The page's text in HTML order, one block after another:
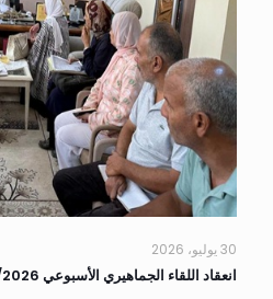
30 يوليو، 2026
انعقاد اللقاء الجماهيري الأسبوعي 30/7/2026